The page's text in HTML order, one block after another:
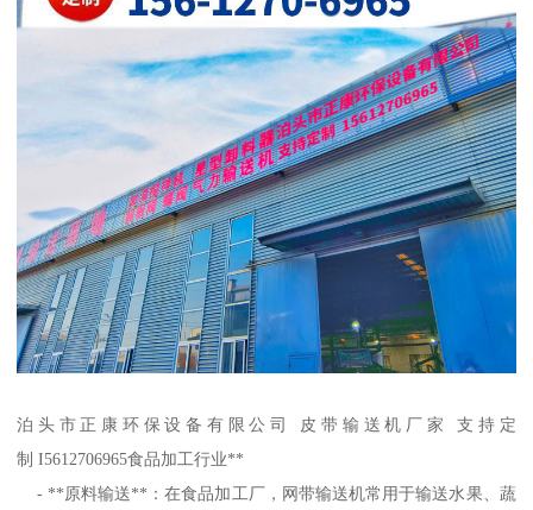
泊头市正康环保设备有限公司 皮带输送机厂家 支持定
制 I5612706965食品加工行业**
- **原料输送**：在食品加工厂，网带输送机常用于输送水果、蔬